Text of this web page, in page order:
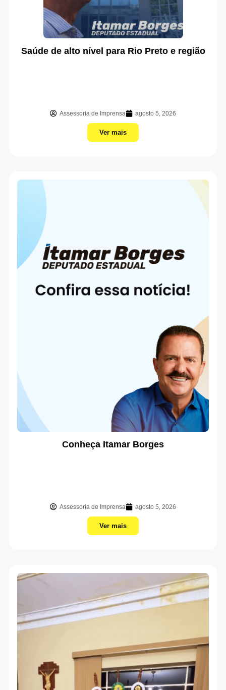
Saúde de alto nível para Rio Preto e região
Assessoria de Imprensa agosto 5, 2026
Ver mais
Conheça Itamar Borges
Assessoria de Imprensa agosto 5, 2026
Ver mais